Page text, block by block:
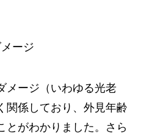
ージ
メージ（いわゆる光老
関係しており、外見年齢
とがわかりました。さら